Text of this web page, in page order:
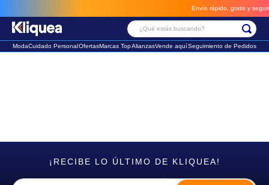
Envío rápido, gratis y seguro
¿Qué estás buscando?
ModaCuidado PersonalOfertasMarcas TopAlianzasVende aquíSeguimiento de Pedidos
¡RECIBE LO ÚLTIMO DE KLIQUEA!